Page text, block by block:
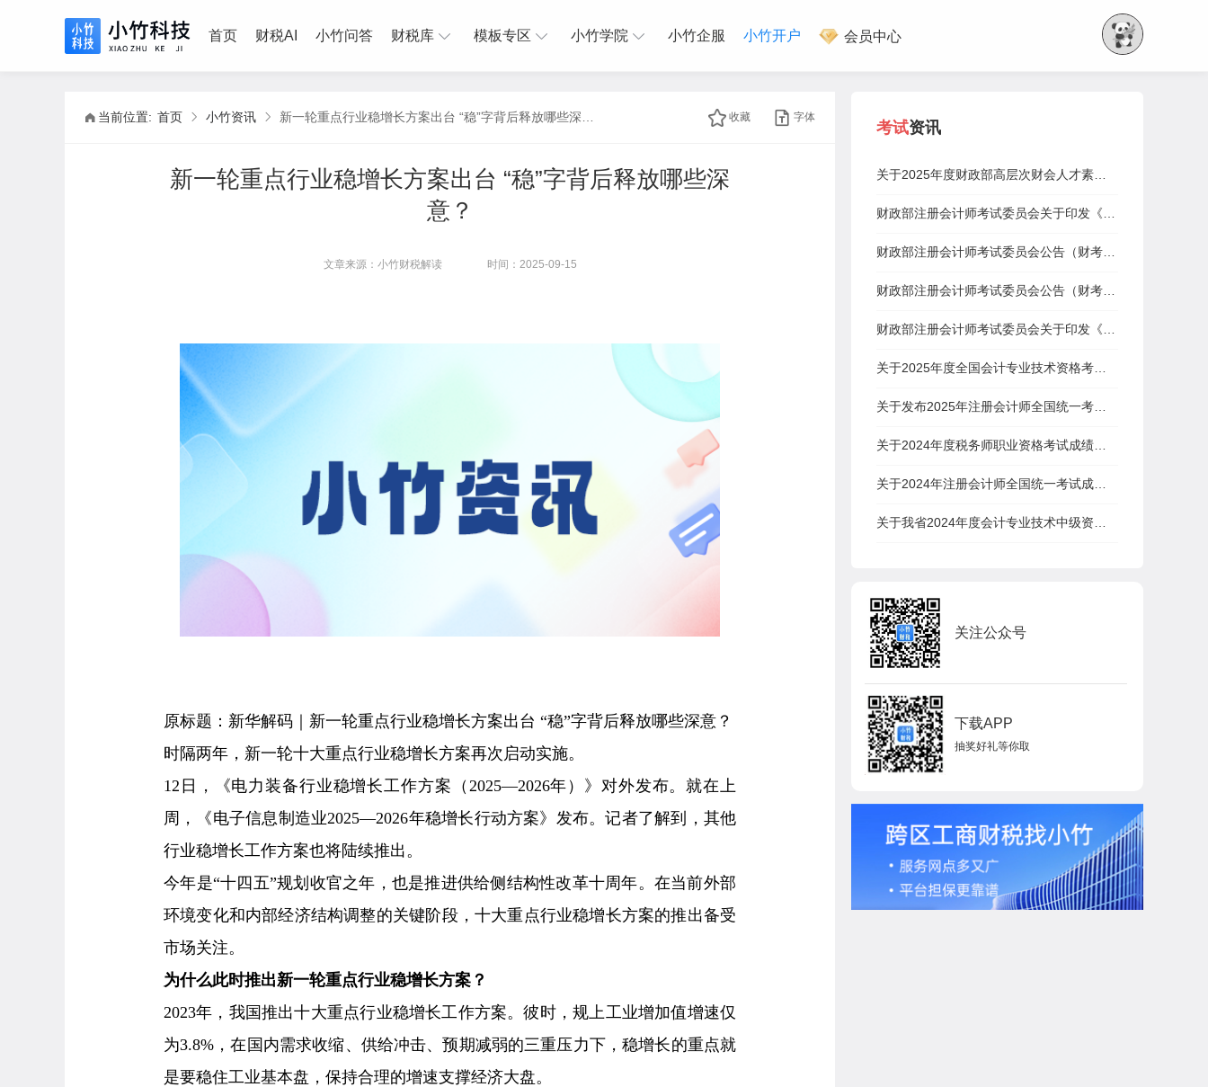
首页 财税AI 小竹问答 财税库 模板专区 小竹学院 小竹企服 小竹开户 会员中心
当前位置: 首页 小竹资讯 收藏 字体
新一轮重点行业稳增长方案出台 “稳”字背后释放哪些深
意？
文章来源：小竹财税解读 时间：2025-09-15
原标题：新华解码｜新一轮重点行业稳增长方案出台 “稳”字背后释放哪些深意？
时隔两年，新一轮十大重点行业稳增长方案再次启动实施。
12日，《电力装备行业稳增长工作方案（2025—2026年）》对外发布。就在上
周，《电子信息制造业2025—2026年稳增长行动方案》发布。记者了解到，其他
行业稳增长工作方案也将陆续推出。
今年是“十四五”规划收官之年，也是推进供给侧结构性改革十周年。在当前外部
环境变化和内部经济结构调整的关键阶段，十大重点行业稳增长方案的推出备受
市场关注。
为什么此时推出新一轮重点行业稳增长方案？
2023年，我国推出十大重点行业稳增长工作方案。彼时，规上工业增加值增速仅
为3.8%，在国内需求收缩、供给冲击、预期减弱的三重压力下，稳增长的重点就
是要稳住工业基本盘，保持合理的增速支撑经济大盘。
考试资讯
关注公众号
下载APP
抽奖好礼等你取